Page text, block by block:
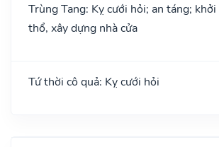
Trùng Tang: Kỵ cưới hỏi; an táng;
thổ, xây dựng nhà cửa
Tứ thời cô quả: Kỵ cưới hỏi